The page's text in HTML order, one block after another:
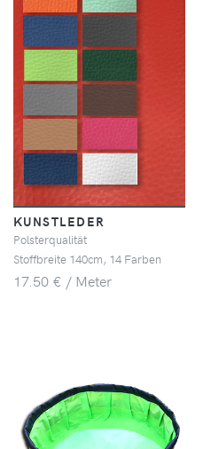
KUNSTLEDER
Polsterqualität
Stoffbreite 140cm, 14 Farben
17.50 € / Meter